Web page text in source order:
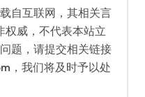
自互联网，其相关言
权威，不代表本站立
题，请提交相关链接
，我们将及时予以处